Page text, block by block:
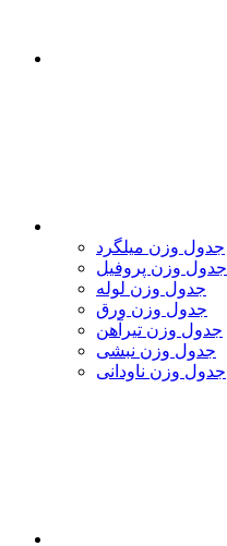
جدول وزن میلگرد
جدول وزن پروفیل
جدول وزن لوله
جدول وزن ورق
جدول وزن تیرآهن
جدول وزن نبشی
جدول وزن ناودانی